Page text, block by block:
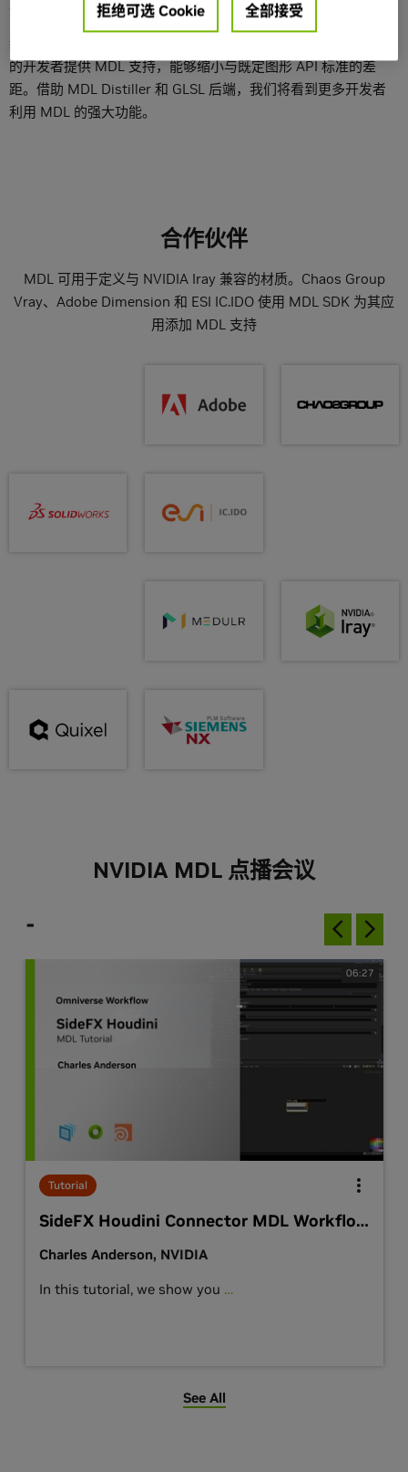
新的开源 GLSL 后端技术为基于 OpenGL 或 Vulkan 构建渲染器
的开发者提供 MDL 支持，能够缩小与既定图形 API 标准的差
距。借助 MDL Distiller 和 GLSL 后端，我们将看到更多开发者
利用 MDL 的强大功能。
合作伙伴
MDL 可用于定义与 NVIDIA Iray 兼容的材质。Chaos Group
Vray、Adobe Dimension 和 ESI IC.IDO 使用 MDL SDK 为其应
用添加 MDL 支持
NVIDIA MDL 点播会议
-
06:27
Tutorial
SideFX Houdini Connector MDL Workflow Tutorial
Charles Anderson, NVIDIA
In this tutorial, we show you …
See All
拒绝可选 Cookie 全部接受